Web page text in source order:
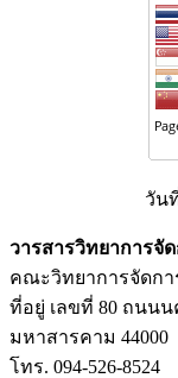
วัน
วารสารวิทยาการ
คณะวิทยาการจัดก
ที่อยู่ เลขที่ 80 ถนนน
มหาสารคาม 44000
โทร. 094-526-8524